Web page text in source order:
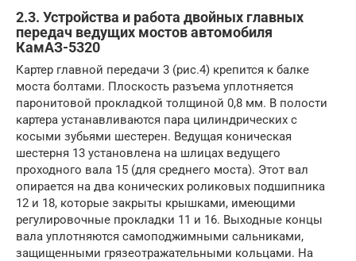
2.3. Устройства и работа двойных главных
передач ведущих мостов автомобиля
КамАЗ-5320
Картер главной передачи 3 (рис.4) крепится к балке
моста болтами. Плоскость разъема уплотняется
паронитовой прокладкой толщиной 0,8 мм. В полости
картера устанавливаются пара цилиндрических с
косыми зубьями шестерен. Ведущая коническая
шестерня 13 установлена на шлицах ведущего
проходного вала 15 (для среднего моста). Этот вал
опирается на два конических роликовых подшипника
12 и 18, которые закрыты крышками, имеющими
регулировочные прокладки 11 и 16. Выходные концы
вала уплотняются самоподжимными сальниками,
защищенными грязеотражательными кольцами. На